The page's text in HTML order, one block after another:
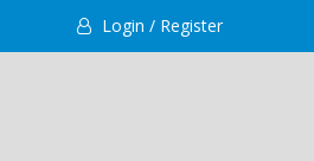
Login / Register